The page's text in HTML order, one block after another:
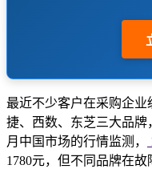
最近不少客户在采购企业
捷、西数、东芝三大品牌
月中国市场的行情监测，
1780元，但不同品牌在